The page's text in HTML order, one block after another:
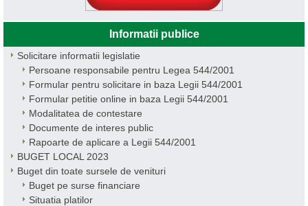
Informatii publice
Solicitare informatii legislatie
Persoane responsabile pentru Legea 544/2001
Formular pentru solicitare in baza Legii 544/2001
Formular petitie online in baza Legii 544/2001
Modalitatea de contestare
Documente de interes public
Rapoarte de aplicare a Legii 544/2001
BUGET LOCAL 2023
Buget din toate sursele de venituri
Buget pe surse financiare
Situatia platilor